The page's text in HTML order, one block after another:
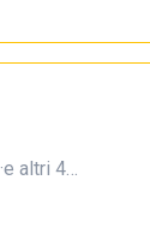
·e altri 4…